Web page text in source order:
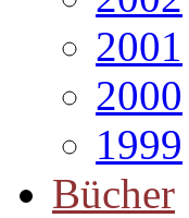
2001
2000
1999
Bücher